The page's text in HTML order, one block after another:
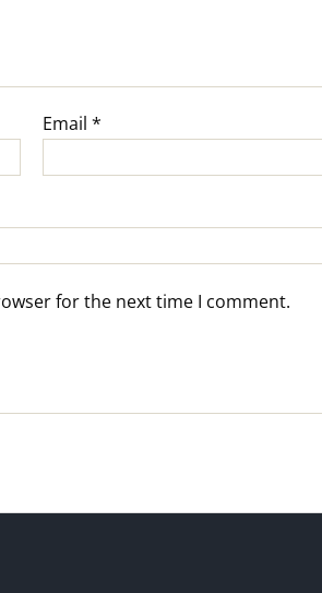
Email*
for the next time I comment.